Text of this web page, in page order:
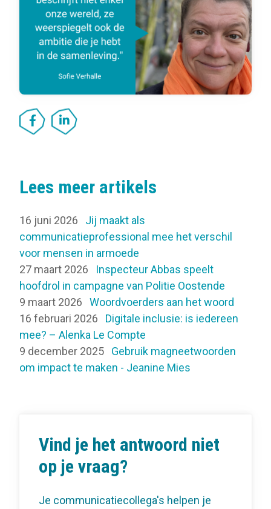
Lees meer artikels
16 juni 2026
Jij maakt als
communicatieprofessional mee het verschil
voor mensen in armoede
27 maart 2026
Inspecteur Abbas speelt
hoofdrol in campagne van Politie Oostende
9 maart 2026
Woordvoerders aan het woord
16 februari 2026
Digitale inclusie: is iedereen
mee? – Alenka Le Compte
9 december 2025
Gebruik magneetwoorden
om impact te maken - Jeanine Mies
Vind je het antwoord niet
op je vraag?
Je communicatiecollega's helpen je